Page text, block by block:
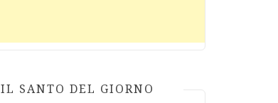
IL SANTO DEL GIORNO